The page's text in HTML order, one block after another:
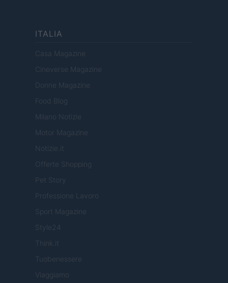
ITALIA
Casa Magazine
Cineverse Magazine
Donne Magazine
Food Blog
Milano Notizie
Motor Magazine
Notizie.it
Offerte Shopping
Pet Story
Professione Lavoro
Sport Magazine
Style24
Think.it
Tuobenessere
Viaggiamo